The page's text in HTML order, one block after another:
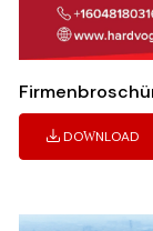
DOWNLOAD